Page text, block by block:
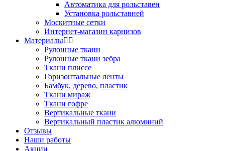
Автоматика для рольставен
Установка рольставней
Москитные сетки
Интернет-магазин карнизов
Материалы
Рулонные ткани
Рулонные ткани зебра
Ткани плиссе
Горизонтальные ленты
Бамбук, дерево, пластик
Ткани мираж
Ткани гофре
Вертикальные ткани
Вертикальный пластик алюминий
Отзывы
Наши работы
Акции